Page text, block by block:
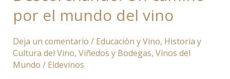
por el mundo del vino
Deja un comentario / Educación y Vino, Historia y
Cultura del Vino, Viñedos y Bodegas, Vinos del
Mundo / Eldevinos